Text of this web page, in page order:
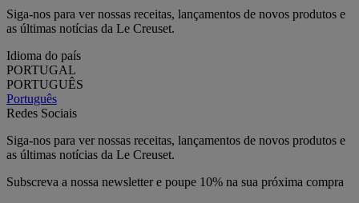
Siga-nos para ver nossas receitas, lançamentos de novos produtos e
as últimas notícias da Le Creuset.
Idioma do país
PORTUGAL
PORTUGUÊS
Português
Redes Sociais
Siga-nos para ver nossas receitas, lançamentos de novos produtos e
as últimas notícias da Le Creuset.
Subscreva a nossa newsletter e poupe 10% na sua próxima compra